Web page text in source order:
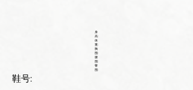
身
高:
体
重:
胸
围:
腰
围:
臀
围:
鞋号: